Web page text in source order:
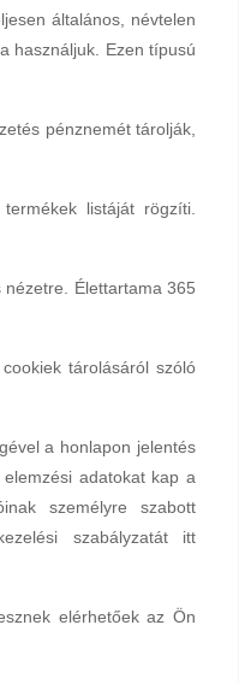
általános, névtelen
használjuk. Ezen típusú
pénznemét tárolják,
listáját rögzíti.
Élettartama 365
tárolásáról szóló
a honlapon jelentés
adatokat kap a
személyre szabott
szabályzatát itt
elérhetőek az Ön